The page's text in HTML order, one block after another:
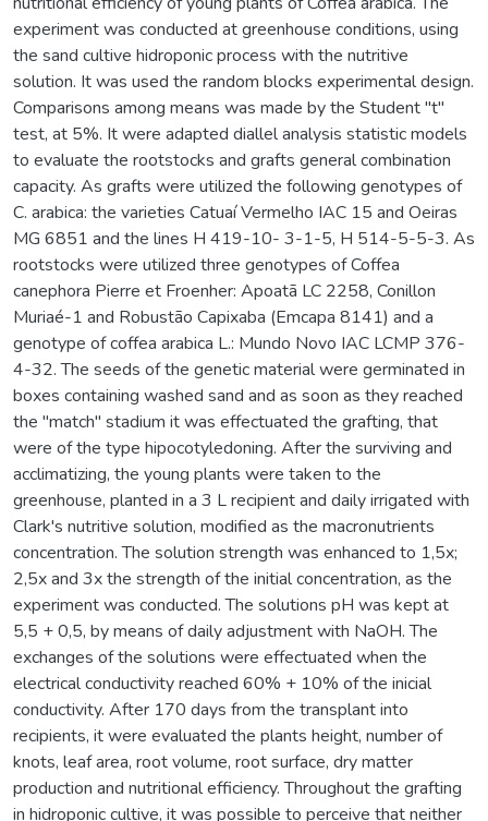
experiment was conducted at greenhouse conditions, using
the sand cultive hidroponic process with the nutritive
solution. It was used the random blocks experimental design.
Comparisons among means was made by the Student "t"
test, at 5%. It were adapted diallel analysis statistic models
to evaluate the rootstocks and grafts general combination
capacity. As grafts were utilized the following genotypes of
C. arabica: the varieties Catuaí Vermelho IAC 15 and Oeiras
MG 6851 and the lines H 419-10- 3-1-5, H 514-5-5-3. As
rootstocks were utilized three genotypes of Coffea
canephora Pierre et Froenher: Apoatã LC 2258, Conillon
Muriaé-1 and Robustão Capixaba (Emcapa 8141) and a
genotype of coffea arabica L.: Mundo Novo IAC LCMP 376-
4-32. The seeds of the genetic material were germinated in
boxes containing washed sand and as soon as they reached
the "match" stadium it was effectuated the grafting, that
were of the type hipocotyledoning. After the surviving and
acclimatizing, the young plants were taken to the
greenhouse, planted in a 3 L recipient and daily irrigated with
Clark's nutritive solution, modified as the macronutrients
concentration. The solution strength was enhanced to 1,5x;
2,5x and 3x the strength of the initial concentration, as the
experiment was conducted. The solutions pH was kept at
5,5 + 0,5, by means of daily adjustment with NaOH. The
exchanges of the solutions were effectuated when the
electrical conductivity reached 60% + 10% of the inicial
conductivity. After 170 days from the transplant into
recipients, it were evaluated the plants height, number of
knots, leaf area, root volume, root surface, dry matter
production and nutritional efficiency. Throughout the grafting
in hidroponic cultive, it was possible to perceive that neither